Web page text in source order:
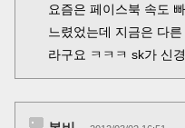
요즘은 페이스북 속도
느렸었는데 지금은 다
라구요 ㅋㅋㅋ sk가 신